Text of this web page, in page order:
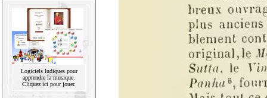
Logiciels ludiques pour
apprendre la musique.
Cliquez ici pour jouer.